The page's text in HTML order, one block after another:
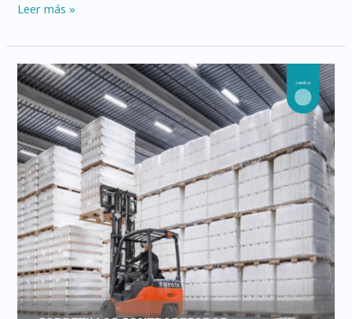
APILADORES
EFICIENCIA
Y
VERSATILIDAD
EN
LA
GESTIÓN
DE
ALMACENES
Leer más »